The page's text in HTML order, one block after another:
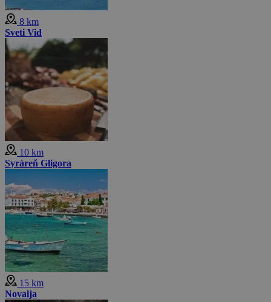
8 km
Sveti Vid
10 km
Syráreň Gligora
15 km
Novalja